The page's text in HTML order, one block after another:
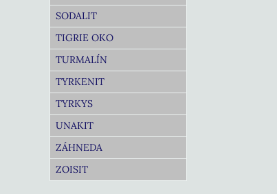
SODALIT
TIGRIE OKO
TURMALÍN
TYRKENIT
TYRKYS
UNAKIT
ZÁHNEDA
ZOISIT